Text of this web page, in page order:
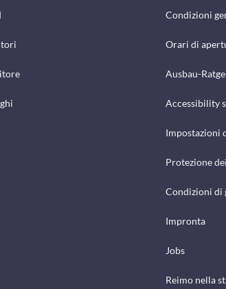
Condizioni
Orari di
Ausbau-
Accessibility
Impostazioni
Protezione
Condizioni di
Impronta
Jobs
Reimo nella